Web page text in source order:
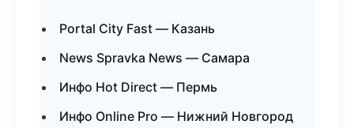
Portal City Fast — Казань
News Spravka News — Самара
Инфо Hot Direct — Пермь
Инфо Online Pro — Нижний Новгород